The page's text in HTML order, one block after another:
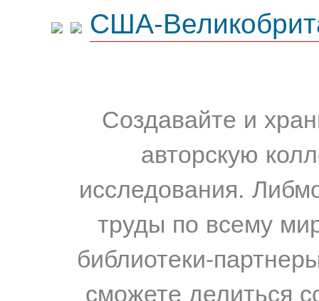
США-
Создавайте и
авторскую
исследования.
труды по всему
библиотеки-
сможете делиться